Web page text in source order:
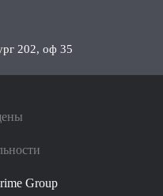
202, оф 35
Group